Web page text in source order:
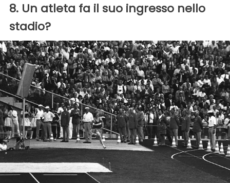
8. Un atleta fa il suo ingresso nello
stadio?